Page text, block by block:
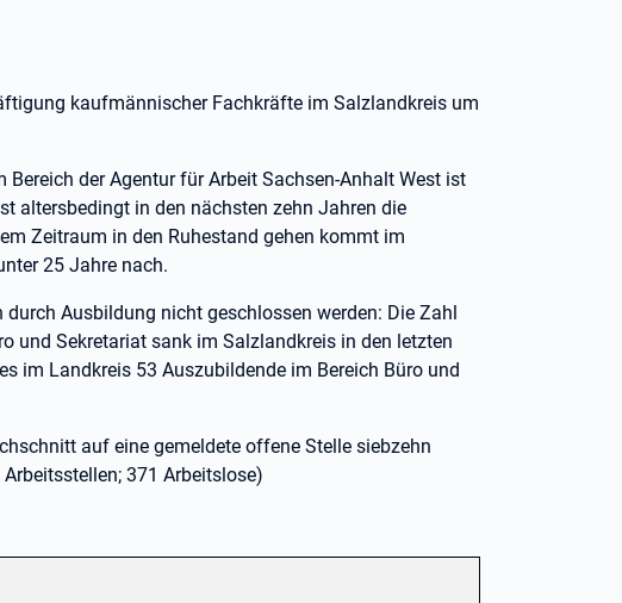
kaufmännischer Fachkräfte im Salzlandkreis um
der Agentur für Arbeit Sachsen-Anhalt West ist
altersbedingt in den nächsten zehn Jahren die
Zeitraum in den Ruhestand gehen kommt im
25 Jahre nach.
Ausbildung nicht geschlossen werden: Die Zahl
und Sekretariat sank im Salzlandkreis in den letzten
im Landkreis 53 Auszubildende im Bereich Büro und
auf eine gemeldete offene Stelle siebzehn
371 Arbeitslose)